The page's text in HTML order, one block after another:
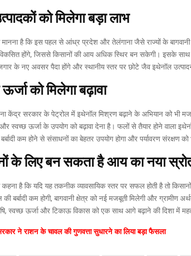
को मिलेगा बड़ा लाभ
मानना है कि इस पहल से आंध्र प्रदेश और तेलंगाना जैसे राज्यों के
होंगे, जिससे किसानों की आय अधिक स्थिर बन सकेगी। इसके साथ ही
के नए अवसर पैदा होंगे और स्थानीय स्तर पर छोटे जैव इथेनॉल
को मिलेगा बढ़ावा
केंद्र सरकार के पेट्रोल में इथेनॉल मिश्रण बढ़ाने के अभियान को भी
स्वच्छ ऊर्जा के उपयोग को बढ़ावा देना है। फलों से तैयार होने वाला
कम होने से संसाधनों का बेहतर उपयोग होगा और पर्यावरण संरक्षण को
के लिए बन सकता है आय का नया
कहना है कि यदि यह तकनीक व्यावसायिक स्तर पर सफल होती है तो
बर्बादी कम होगी, बागवानी क्षेत्र को नई मजबूती मिलेगी और ग्रामीण
स्वच्छ ऊर्जा और टिकाऊ विकास को एक साथ आगे बढ़ाने की दिशा में
ने राशन के चावल की गुणवत्ता सुधारने का लिया बड़ा फैसला